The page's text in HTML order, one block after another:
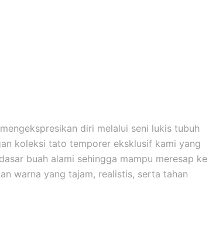
diri melalui seni lukis tubuh
koleksi tato temporer eksklusif kami yang
buah alami sehingga mampu meresap ke
warna yang tajam, realistis, serta tahan